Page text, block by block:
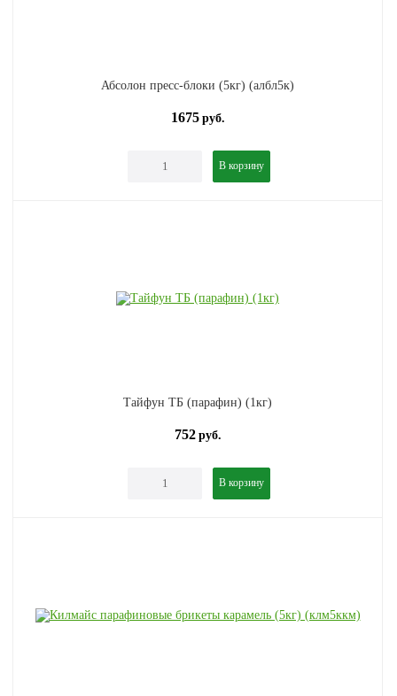
Абсолон пресс-блоки (5кг) (албл5к)
1675 руб.
В корзину
Тайфун ТБ (парафин) (1кг)
752 руб.
В корзину